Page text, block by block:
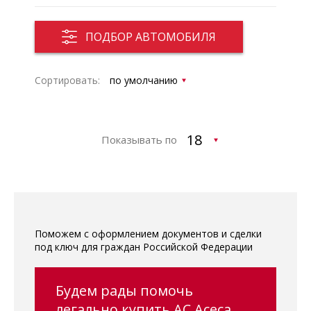
ПОДБОР АВТОМОБИЛЯ
Сортировать:
Показывать по
Поможем с оформлением документов и сделки
под ключ для граждан Российской Федерации
Будем рады помочь